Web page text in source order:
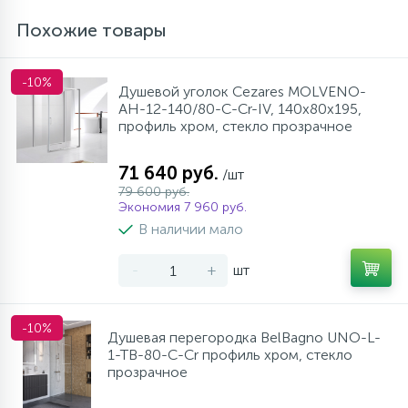
Похожие товары
-10%
Душевой уголок Cezares MOLVENO-
AH-12-140/80-C-Cr-IV, 140х80х195,
профиль хром, стекло прозрачное
71 640 руб. /шт
79 600 руб.
Экономия 7 960 руб.
В наличии мало
- + шт
-10%
Душевая перегородка BelBagno UNO-L-
1-TB-80-C-Cr профиль хром, стекло
прозрачное